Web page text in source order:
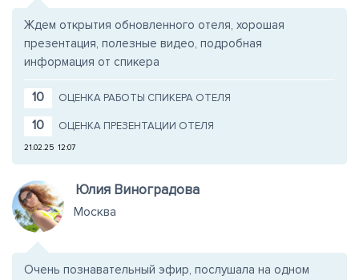
Ждем открытия обновленного отеля, хорошая
презентация, полезные видео, подробная
информация от спикера
10 ОЦЕНКА РАБОТЫ СПИКЕРА ОТЕЛЯ
10 ОЦЕНКА ПРЕЗЕНТАЦИИ ОТЕЛЯ
12:07
21.02.25
Юлия Виноградова
Москва
Очень познавательный эфир, послушала на одном